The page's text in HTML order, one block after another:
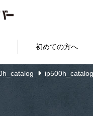
初めての方へ
ip500h_catalog